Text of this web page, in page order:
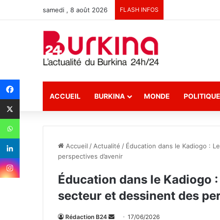
samedi , 8 août 2026 FLASH INFOS
ACCUEIL BURKINA MONDE POLITIQUE
Accueil / Actualité / Éducation dans le Kadiogo :
perspectives d’avenir
Éducation dans le Kadiogo
secteur et dessinent des
Rédaction B24 17/06/2026